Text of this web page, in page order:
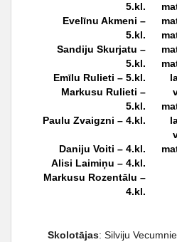
5.kl.
Evelīnu Akmeni –
5.kl.
Sandiju Skurjatu –
5.kl.
Emīlu Rulieti – 5.kl.
Markusu Rulieti –
5.kl.
Paulu Zvaigzni – 4.kl.
Daniju Voiti – 4.kl.
Alisi Laimiņu – 4.kl.
Markusu Rozentālu –
4.kl.
Skolotājas: Silviju